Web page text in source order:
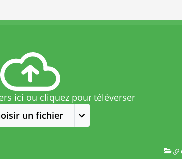
ici ou cliquez pour téléverser
un fichier